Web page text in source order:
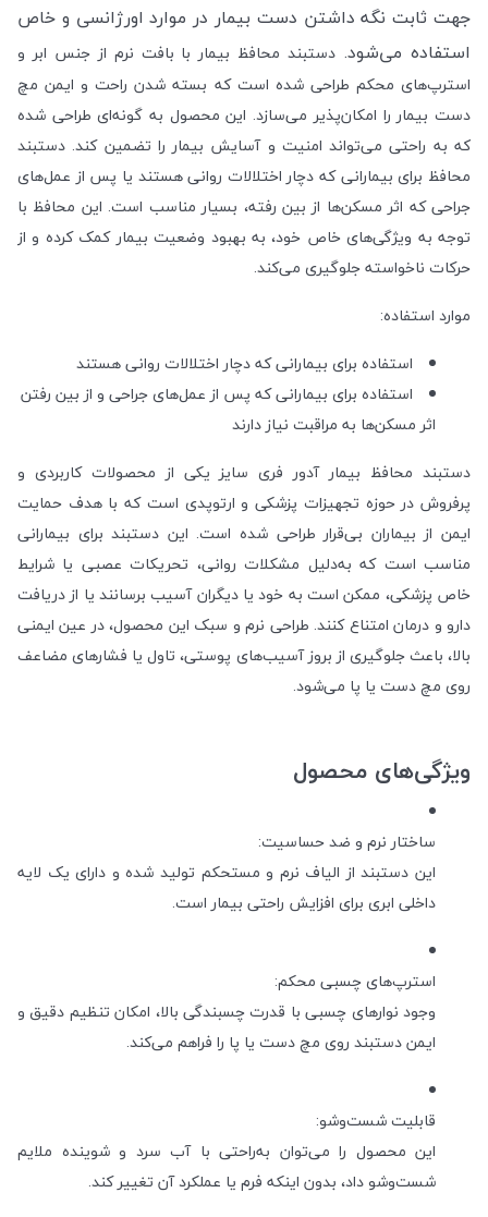
جهت ثابت نگه داشتن دست بیمار در موارد اورژانسی و خاص
استفاده می‌شود. دستبند محافظ بیمار با بافت نرم از جنس ابر و
استرپ‌های محکم طراحی شده است که بسته شدن راحت و ایمن مچ
دست بیمار را امکان‌پذیر می‌سازد. این محصول به گونه‌ای طراحی شده
که به راحتی می‌تواند امنیت و آسایش بیمار را تضمین کند. دستبند
محافظ برای بیمارانی که دچار اختلالات روانی هستند یا پس از عمل‌های
جراحی که اثر مسکن‌ها از بین رفته، بسیار مناسب است. این محافظ با
توجه به ویژگی‌های خاص خود، به بهبود وضعیت بیمار کمک کرده و از
حرکات ناخواسته جلوگیری می‌کند.
موارد استفاده:
استفاده برای بیمارانی که دچار اختلالات روانی هستند
استفاده برای بیمارانی که پس از عمل‌های جراحی و از بین رفتن
اثر مسکن‌ها به مراقبت نیاز دارند
دستبند محافظ بیمار آدور فری سایز یکی از محصولات کاربردی و
پرفروش در حوزه تجهیزات پزشکی و ارتوپدی است که با هدف حمایت
ایمن از بیماران بی‌قرار طراحی شده است. این دستبند برای بیمارانی
مناسب است که به‌دلیل مشکلات روانی، تحریکات عصبی یا شرایط
خاص پزشکی، ممکن است به خود یا دیگران آسیب برسانند یا از دریافت
دارو و درمان امتناع کنند. طراحی نرم و سبک این محصول، در عین ایمنی
بالا، باعث جلوگیری از بروز آسیب‌های پوستی، تاول یا فشارهای مضاعف
روی مچ دست یا پا می‌شود.
ویژگی‌های محصول
ساختار نرم و ضد حساسیت:
این دستبند از الیاف نرم و مستحکم تولید شده و دارای یک لایه
داخلی ابری برای افزایش راحتی بیمار است.
استرپ‌های چسبی محکم:
وجود نوارهای چسبی با قدرت چسبندگی بالا، امکان تنظیم دقیق و
ایمن دستبند روی مچ دست یا پا را فراهم می‌کند.
قابلیت شست‌وشو:
این محصول را می‌توان به‌راحتی با آب سرد و شوینده ملایم
شست‌وشو داد، بدون اینکه فرم یا عملکرد آن تغییر کند.